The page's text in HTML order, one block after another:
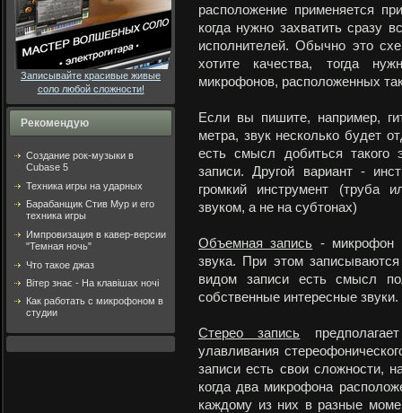
Записывайте красивые живые
соло любой сложности!
Рекомендую
Создание рок-музыки в
Cubase 5
Техника игры на ударных
Барабанщик Стив Мур и его
техника игры
Импровизация в кавер-версии
"Темная ночь"
Что такое джаз
Вітер знає - На клавішах ночі
Как работать с микрофоном в
студии
расположение применяется
когда нужно захватить сразу
исполнителей. Обычно это
хотите качества, тогда
микрофонов, расположенных
Если вы пишите, например,
метра, звук несколько будет
есть смысл добиться такого
записи. Другой вариант -
громкий инструмент (труба
звуком, а не на субтонах)
Объемная запись - микрофон
звука. При этом
видом записи есть смысл
собственные интересные звуки.
Стерео запись
улавливания
записи есть свои сложности,
когда два микрофона
каждому из них в разные